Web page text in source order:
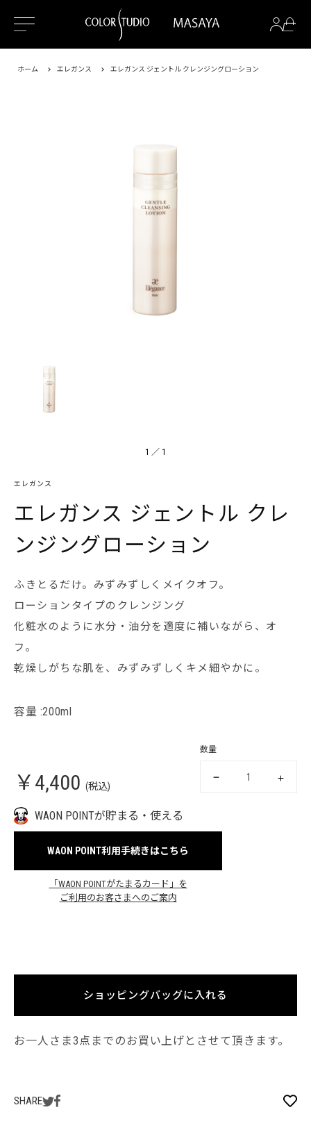
ホーム エレガンス エレガンス ジェントル クレンジングローション
1 ／ 1
エレガンス
エレガンス ジェントル クレ
ンジングローション
ふきとるだけ。みずみずしくメイクオフ。
ローションタイプのクレンジング
化粧水のように水分・油分を適度に補いながら、オ
フ。
乾燥しがちな肌を、みずみずしくキメ細やかに。
容量 :200ml
￥4,400 (税込)
数量
WAON POINTが貯まる・使える
WAON POINT利用手続きはこちら
「WAON POINTがたまるカード」を
ご利用のお客さまへのご案内
ショッピングバッグに入れる
お一人さま3点までのお買い上げとさせて頂きます。
SHARE